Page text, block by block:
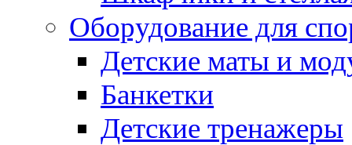
Оборудование для
Детские маты и
Банкетки
Детские тренажеры